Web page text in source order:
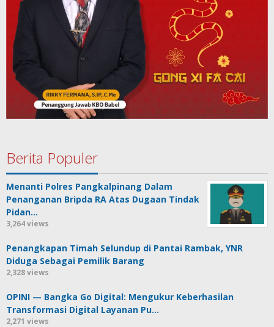
Berita Populer
Menanti Polres Pangkalpinang Dalam
Penanganan Bripda RA Atas Dugaan Tindak
Pidan…
3,264 views
Penangkapan Timah Selundup di Pantai Rambak, YNR
Diduga Sebagai Pemilik Barang
2,328 views
OPINI — Bangka Go Digital: Mengukur Keberhasilan
Transformasi Digital Layanan Pu…
2,271 views